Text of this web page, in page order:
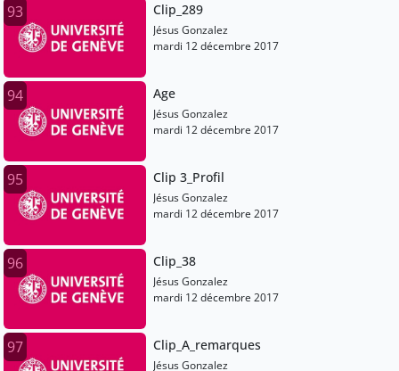
93 Clip_289
Jésus Gonzalez
mardi 12 décembre 2017
94 Age
Jésus Gonzalez
mardi 12 décembre 2017
95 Clip 3_Profil
Jésus Gonzalez
mardi 12 décembre 2017
96 Clip_38
Jésus Gonzalez
mardi 12 décembre 2017
97 Clip_A_remarques
Jésus Gonzalez